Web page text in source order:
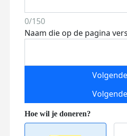
0/150
Naam die op de pagina
Volgende
Volgende